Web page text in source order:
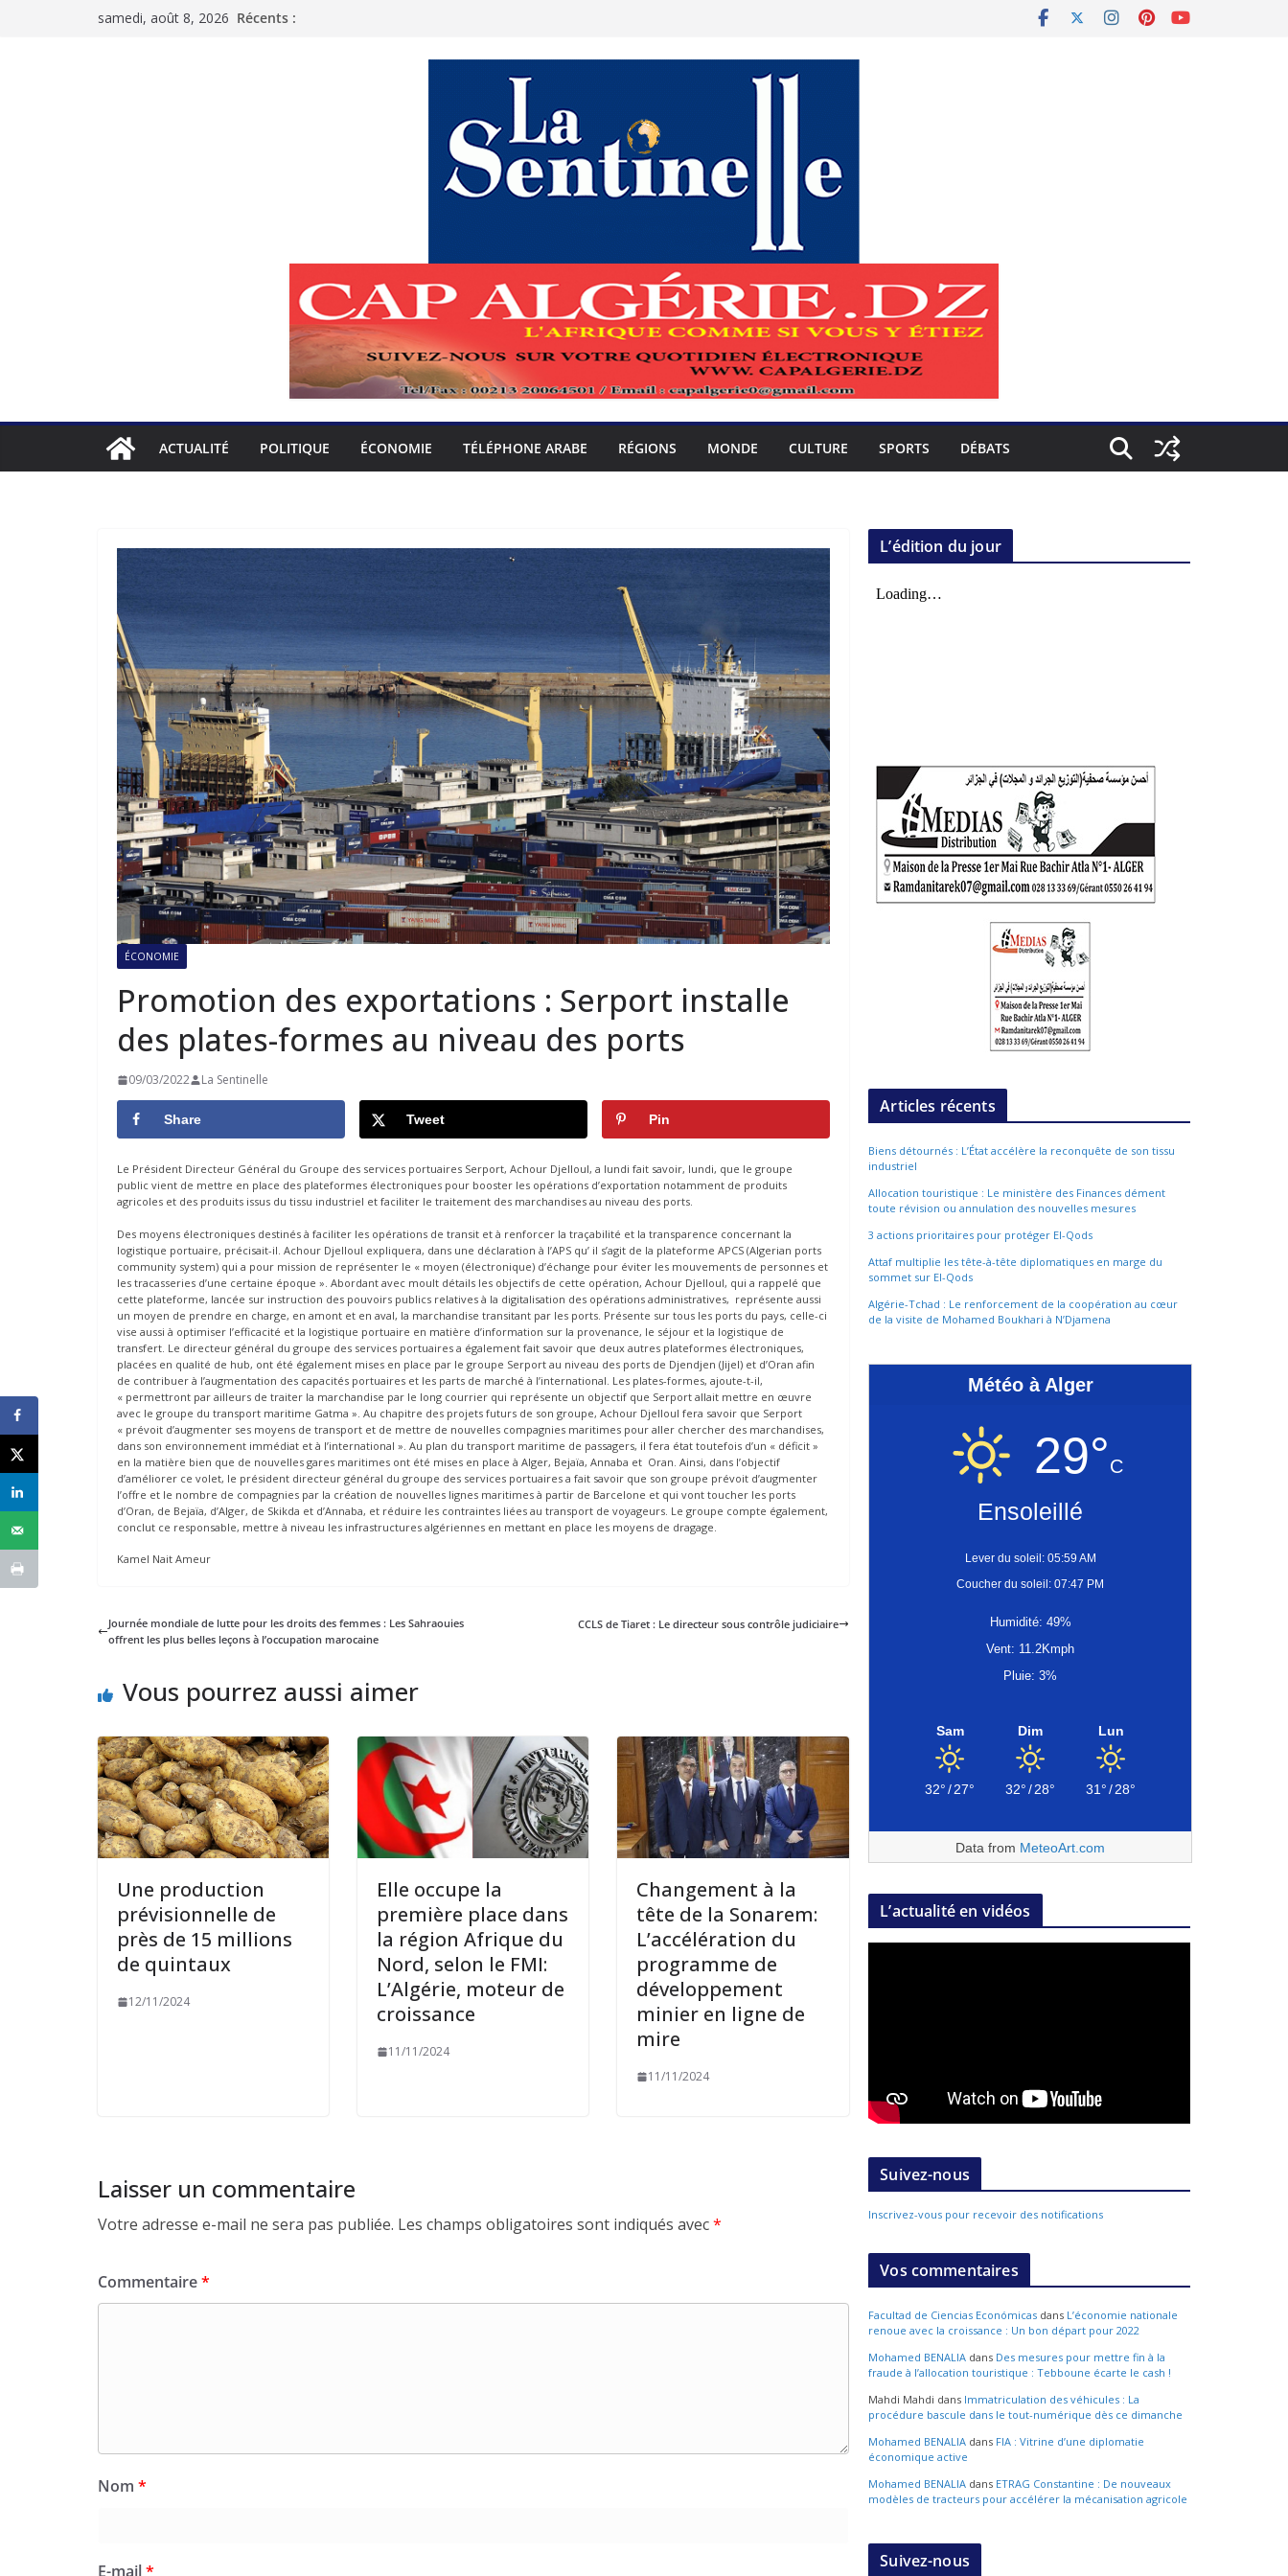
samedi, août 8, 2026 Récents :
ACTUALITÉ POLITIQUE ÉCONOMIE TÉLÉPHONE ARABE RÉGIONS MONDE CULTURE SPORTS DÉBATS
ÉCONOMIE
Promotion des exportations : Serport installe
des plates-formes au niveau des ports
09/03/2022 La Sentinelle
Share Tweet Pin
Le Président Directeur Général du Groupe des services portuaires Serport, Achour Djelloul, a lundi fait savoir, lundi, que le groupe
public vient de mettre en place des plateformes électroniques pour booster les opérations d’exportation notamment de produits
agricoles et des produits issus du tissu industriel et faciliter le traitement des marchandises au niveau des ports.
Des moyens électroniques destinés à faciliter les opérations de transit et à renforcer la traçabilité et la transparence concernant la
logistique portuaire, précisait-il. Achour Djelloul expliquera, dans une déclaration à l’APS qu’ il s’agit de la plateforme APCS (Algerian ports
community system) qui a pour mission de représenter le « moyen (électronique) d’échange pour éviter les mouvements de personnes et
les tracasseries d’une certaine époque ». Abordant avec moult détails les objectifs de cette opération, Achour Djelloul, qui a rappelé que
cette plateforme, lancée sur instruction des pouvoirs publics relatives à la digitalisation des opérations administratives, représente aussi
un moyen de prendre en charge, en amont et en aval, la marchandise transitant par les ports. Présente sur tous les ports du pays, celle-ci
vise aussi à optimiser l’efficacité et la logistique portuaire en matière d’information sur la provenance, le séjour et la logistique de
transfert. Le directeur général du groupe des services portuaires a également fait savoir que deux autres plateformes électroniques,
placées en qualité de hub, ont été également mises en place par le groupe Serport au niveau des ports de Djendjen (Jijel) et d’Oran afin
de contribuer à l’augmentation des capacités portuaires et les parts de marché à l’international. Les plates-formes, ajoute-t-il,
« permettront par ailleurs de traiter la marchandise par le long courrier qui représente un objectif que Serport allait mettre en œuvre
avec le groupe du transport maritime Gatma ». Au chapitre des projets futurs de son groupe, Achour Djelloul fera savoir que Serport
« prévoit d’augmenter ses moyens de transport et de mettre de nouvelles compagnies maritimes pour aller chercher des marchandises,
dans son environnement immédiat et à l’international ». Au plan du transport maritime de passagers, il fera état toutefois d’un « déficit »
en la matière bien que de nouvelles gares maritimes ont été mises en place à Alger, Bejaïa, Annaba et Oran. Ainsi, dans l’objectif
d’améliorer ce volet, le président directeur général du groupe des services portuaires a fait savoir que son groupe prévoit d’augmenter
l’offre et le nombre de compagnies par la création de nouvelles lignes maritimes à partir de Barcelone et qui vont toucher les ports
d’Oran, de Bejaïa, d’Alger, de Skikda et d’Annaba, et réduire les contraintes liées au transport de voyageurs. Le groupe compte également,
conclut ce responsable, mettre à niveau les infrastructures algériennes en mettant en place les moyens de dragage.
Kamel Nait Ameur
Journée mondiale de lutte pour les droits des femmes : Les Sahraouies
offrent les plus belles leçons à l’occupation marocaine
CCLS de Tiaret : Le directeur sous contrôle judiciaire
Vous pourrez aussi aimer
Une production
prévisionnelle de
près de 15 millions
de quintaux
12/11/2024
Elle occupe la
première place dans
la région Afrique du
Nord, selon le FMI:
L’Algérie, moteur de
croissance
11/11/2024
Changement à la
tête de la Sonarem:
L’accélération du
programme de
développement
minier en ligne de
mire
11/11/2024
Laisser un commentaire
Votre adresse e-mail ne sera pas publiée. Les champs obligatoires sont indiqués avec*
Commentaire*
Nom *
E-mail*
L’édition du jour
Articles récents
Biens détournés : L’État accélère la reconquête de son tissu
industriel
Allocation touristique : Le ministère des Finances dément
toute révision ou annulation des nouvelles mesures
3 actions prioritaires pour protéger El-Qods
Attaf multiplie les tête-à-tête diplomatiques en marge du
sommet sur El-Qods
Algérie-Tchad : Le renforcement de la coopération au cœur
de la visite de Mohamed Boukhari à N’Djamena
Météo à Alger
29°C
Ensoleillé
Lever du soleil: 05:59 AM
Coucher du soleil: 07:47 PM
Humidité: 49%
Vent: 11.2Kmph
Pluie: 3%
Sam
32°/27°
Dim
32°/28°
Lun
31°/28°
Data from MeteoArt.com
L’actualité en vidéos
Suivez-nous
Inscrivez-vous pour recevoir des notifications
Vos commentaires
Facultad de Ciencias Económicas dans L’économie nationale
renoue avec la croissance : Un bon départ pour 2022
Mohamed BENALIA dans Des mesures pour mettre fin à la
fraude à l’allocation touristique : Tebboune écarte le cash !
Mahdi Mahdi dans Immatriculation des véhicules : La
procédure bascule dans le tout-numérique dès ce dimanche
Mohamed BENALIA dans FIA : Vitrine d’une diplomatie
économique active
Mohamed BENALIA dans ETRAG Constantine : De nouveaux
modèles de tracteurs pour accélérer la mécanisation agricole
Suivez-nous